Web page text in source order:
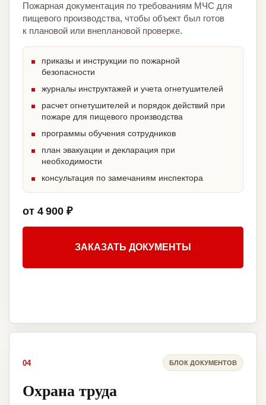
Пожарная документация по требованиям МЧС для
пищевого производства, чтобы объект был готов
к плановой или внеплановой проверке.
приказы и инструкции по пожарной
безопасности
журналы инструктажей и учета огнетушителей
расчет огнетушителей и порядок действий при
пожаре для пищевого производства
программы обучения сотрудников
план эвакуации и декларация при
необходимости
консультация по замечаниям инспектора
от 4 900 ₽
ЗАКАЗАТЬ ДОКУМЕНТЫ
04 БЛОК ДОКУМЕНТОВ
Охрана труда